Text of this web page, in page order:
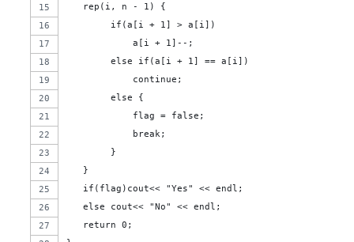
   rep(i, n - 1) {
        if(a[i + 1] > a[i])
            a[i + 1]--;
        else if(a[i + 1] == a[i])
            continue;
        else {
            flag = false;
            break;
        }
   }
   if(flag)cout<< "Yes" << endl;
   else cout<< "No" << endl;
   return 0;